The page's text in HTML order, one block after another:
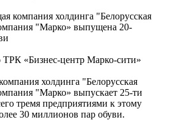
компания холдинга "Белорусская
"Марко» выпущена 20-
ТРК «Бизнес-центр Марко-сити»
холдинга "Белорусская
"Марко» выпускает 25-ти
тремя предприятиями к этому
30 миллионов пар обуви.